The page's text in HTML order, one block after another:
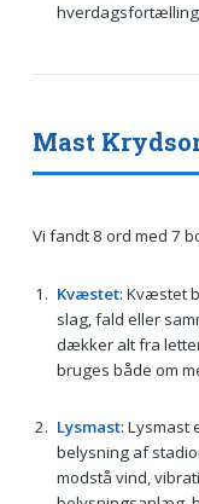
Mast
Vi fandt 8 ord med 7
Kvæstet: Kvæstet
slag, fald eller
dækker alt fra
bruges både om
Lysmast: Lysmast
belysning af
modstå vind,